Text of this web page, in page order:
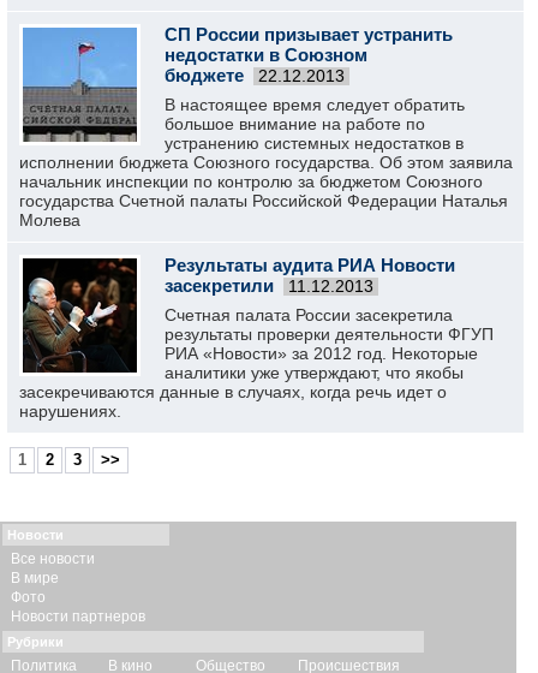
СП России призывает устранить
недостатки в Союзном
бюджете
22.12.2013
В настоящее время следует обратить
большое внимание на работе по
устранению системных недостатков в
исполнении бюджета Союзного государства. Об этом заявила
начальник инспекции по контролю за бюджетом Союзного
государства Счетной палаты Российской Федерации Наталья
Молева
Результаты аудита РИА Новости
засекретили
11.12.2013
Счетная палата России засекретила
результаты проверки деятельности ФГУП
РИА «Новости» за 2012 год. Некоторые
аналитики уже утверждают, что якобы
засекречиваются данные в случаях, когда речь идет о
нарушениях.
1 2 3 >>
Новости
Все новости
В мире
Фото
Новости партнеров
Рубрики
Политика В кино Общество Происшествия